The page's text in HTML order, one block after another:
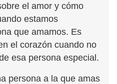
el amor y cómo
estamos
que amamos. Es
el corazón cuando no
esa persona especial.
persona a la que amas